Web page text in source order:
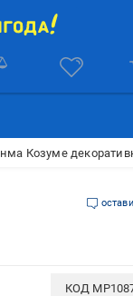
Козуме
КОД